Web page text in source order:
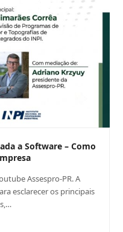
a Software – Como
Assespro-PR. A
esclarecer os principais